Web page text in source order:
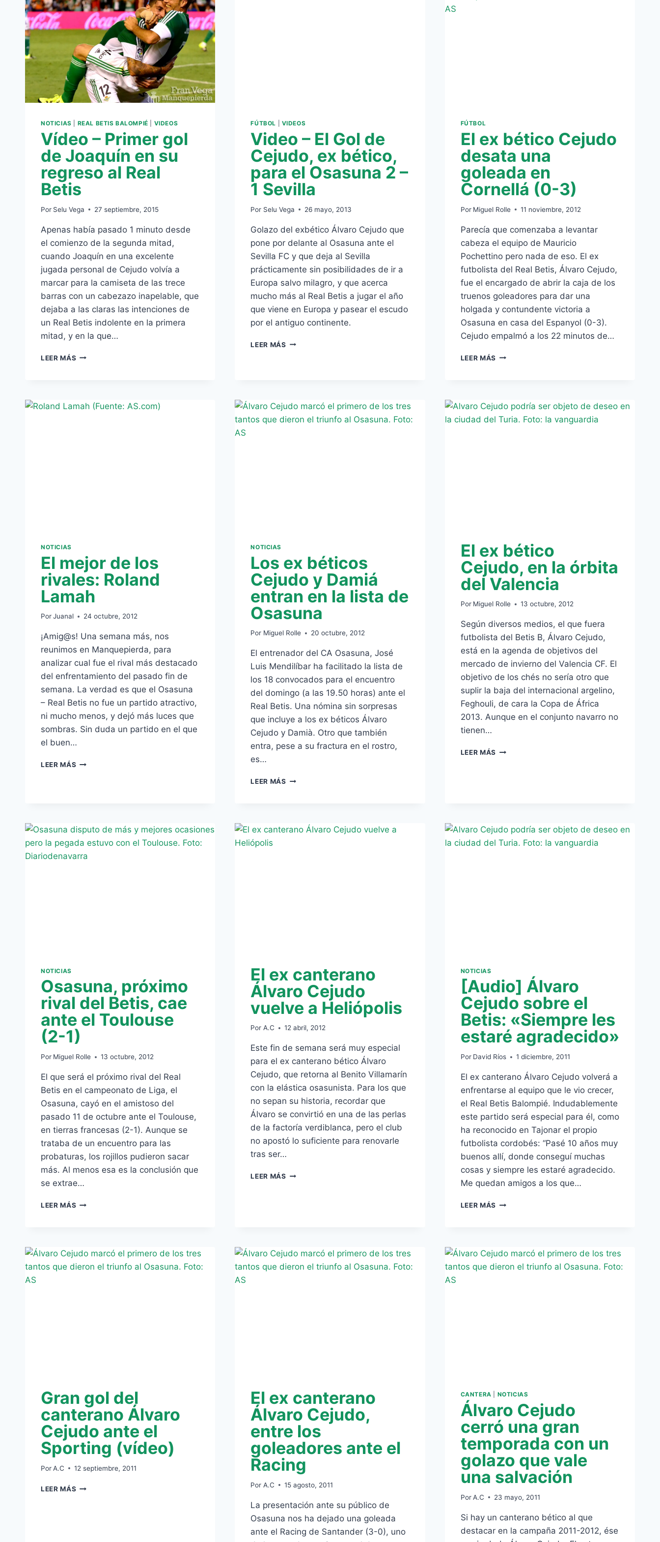
NOTICIAS REAL BETIS BALOMPIÉ VIDEOS
Vídeo – Primer gol
de Joaquín en su
regreso al Real
Betis
Por Selu Vega 27 septiembre, 2015
Apenas había pasado 1 minuto desde
el comienzo de la segunda mitad,
cuando Joaquín en una excelente
jugada personal de Cejudo volvía a
marcar para la camiseta de las trece
barras con un cabezazo inapelable, que
dejaba a las claras las intenciones de
un Real Betis indolente en la primera
mitad, y en la que…
LEER MÁS VÍDEO
JOAQUÍN
FÚTBOL VIDEOS
Video – El Gol de
Cejudo, ex bético,
para el Osasuna 2 –
1 Sevilla
Por Selu Vega 26 mayo, 2013
Golazo del exbético Álvaro Cejudo que
pone por delante al Osasuna ante el
Sevilla FC y que deja al Sevilla
prácticamente sin posibilidades de ir a
Europa salvo milagro, y que acerca
mucho más al Real Betis a jugar el año
que viene en Europa y pasear el escudo
por el antiguo continente.
LEER MÁS VIDEO
EX
BÉTICO,
PARA
FÚTBOL
El ex bético Cejudo
desata una
goleada en
Cornellá (0-3)
Por Miguel Rolle 11 noviembre, 2012
Parecía que comenzaba a levantar
cabeza el equipo de Mauricio
Pochettino pero nada de eso. El ex
futbolista del Real Betis, Álvaro Cejudo,
fue el encargado de abrir la caja de los
truenos goleadores para dar una
holgada y contundente victoria a
Osasuna en casa del Espanyol (0-3).
Cejudo empalmó a los 22 minutos de…
LEER MÁS EL
UNA
GOLEADA
NOTICIAS
El mejor de los
rivales: Roland
Lamah
PorJuanal 24 octubre, 2012
¡Amig@s! Una semana más, nos
reunimos en Manquepierda, para
analizar cual fue el rival más destacado
del enfrentamiento del pasado fin de
semana. La verdad es que el Osasuna
– Real Betis no fue un partido atractivo,
ni mucho menos, y dejó más luces que
sombras. Sin duda un partido en el que
el buen…
LEER MÁS EL
LAMAH
NOTICIAS
Los ex béticos
Cejudo y Damiá
entran en la lista de
Osasuna
Por Miguel Rolle 20 octubre, 2012
El entrenador del CA Osasuna, José
Luis Mendilíbar ha facilitado la lista de
los 18 convocados para el encuentro
del domingo (a las 19.50 horas) ante el
Real Betis. Una nómina sin sorpresas
que incluye a los ex béticos Álvaro
Cejudo y Damià. Otro que también
entra, pese a su fractura en el rostro,
es…
LEER MÁS LOS
DAMIÁ
El ex bético
Cejudo, en la órbita
del Valencia
Por Miguel Rolle 13 octubre, 2012
Según diversos medios, el que fuera
futbolista del Betis B, Álvaro Cejudo,
está en la agenda de objetivos del
mercado de invierno del Valencia CF. El
objetivo de los chés no sería otro que
suplir la baja del internacional argelino,
Feghouli, de cara la Copa de África
2013. Aunque en el conjunto navarro no
tienen…
LEER MÁS EL
VALENCIA
NOTICIAS
Osasuna, próximo
rival del Betis, cae
ante el Toulouse
(2-1)
Por Miguel Rolle 13 octubre, 2012
El que será el próximo rival del Real
Betis en el campeonato de Liga, el
Osasuna, cayó en el amistoso del
pasado 11 de octubre ante el Toulouse,
en tierras francesas (2-1). Aunque se
trataba de un encuentro para las
probaturas, los rojillos pudieron sacar
más. Al menos esa es la conclusión que
se extrae…
LEER MÁS OSASUNA,
CAE
ANTE
El ex canterano
Álvaro Cejudo
vuelve a Heliópolis
Por A.C 12 abril, 2012
Este fin de semana será muy especial
para el ex canterano bético Álvaro
Cejudo, que retorna al Benito Villamarín
con la elástica osasunista. Para los que
no sepan su historia, recordar que
Álvaro se convirtió en una de las perlas
de la factoría verdiblanca, pero el club
no apostó lo suficiente para renovarle
tras ser…
LEER MÁS EL
NOTICIAS
[Audio] Álvaro
Cejudo sobre el
Betis: «Siempre les
estaré agradecido»
Por David Ríos 1 diciembre, 2011
El ex canterano Álvaro Cejudo volverá a
enfrentarse al equipo que le vio crecer,
el Real Betis Balompié. Indudablemente
este partido será especial para él, como
ha reconocido en Tajonar el propio
futbolista cordobés: “Pasé 10 años muy
buenos allí, donde conseguí muchas
cosas y siempre les estaré agradecido.
Me quedan amigos a los que…
LEER MÁS [AUDIO]
BETIS:
«SIEMPRE
Gran gol del
canterano Álvaro
Cejudo ante el
Sporting (vídeo)
PorA.C 12 septiembre, 2011
LEER MÁS GRAN
El ex canterano
Álvaro Cejudo,
entre los
goleadores ante el
Racing
Por A.C 15 agosto, 2011
La presentación ante su público de
Osasuna nos ha dejado una goleada
ante el Racing de Santander (3-0), uno
CANTERA NOTICIAS
Álvaro Cejudo
cerró una gran
temporada con un
golazo que vale
una salvación
Por A.C 23 mayo, 2011
Si hay un canterano bético al que
destacar en la campaña 2011-2012, ése